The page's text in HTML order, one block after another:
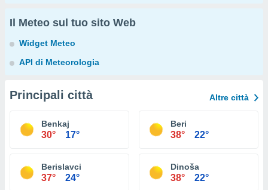
Il Meteo sul tuo sito Web
Widget Meteo
API di Meteorologia
Principali città Altre città
Benkaj
30° 17°
Beri
38° 22°
Berislavci
37° 24°
Dinoša
38° 22°